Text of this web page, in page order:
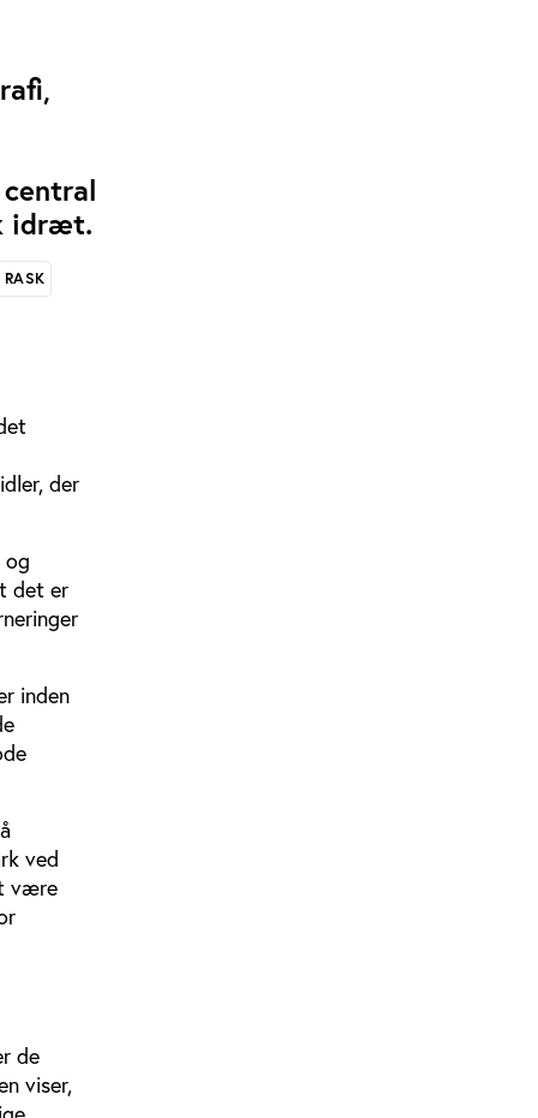
idræt.
der
og
det er
inden
ved
være
de
viser,